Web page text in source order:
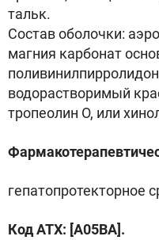
тальк.
Состав оболочки:
магния карбонат
водорастворимый
тропеолин О, или
гепатопротекторное
Код ATX: [A05BA].